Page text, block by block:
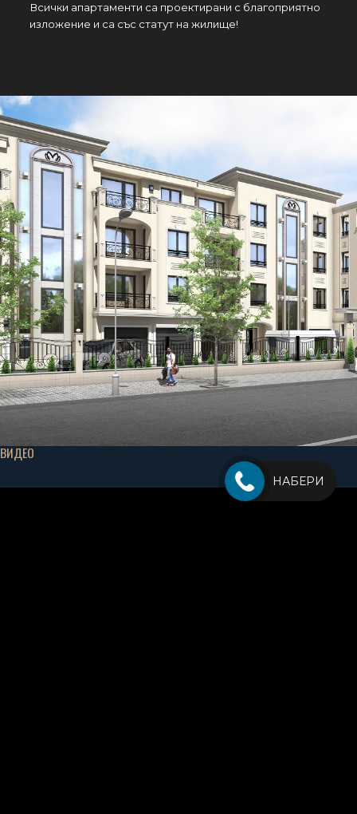
Всички апартаменти са проектирани с благоприятно
изложение и са със статут на жилище!
ВИДЕО
НАБЕРИ